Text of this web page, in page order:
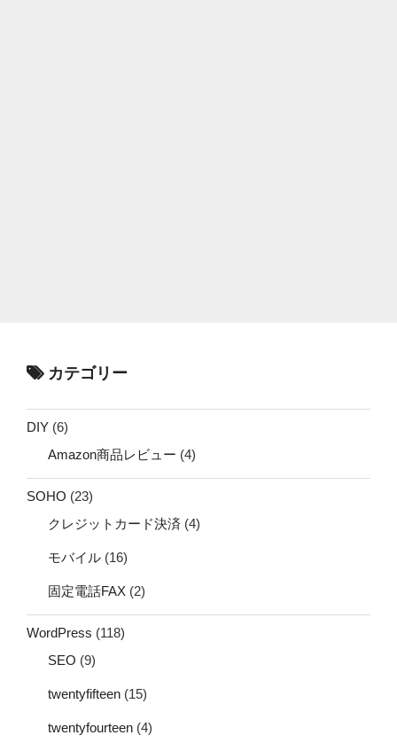
カテゴリー
DIY (6)
Amazon商品レビュー (4)
SOHO (23)
クレジットカード決済 (4)
モバイル (16)
固定電話FAX (2)
WordPress (118)
SEO (9)
twentyfifteen (15)
twentyfourteen (4)